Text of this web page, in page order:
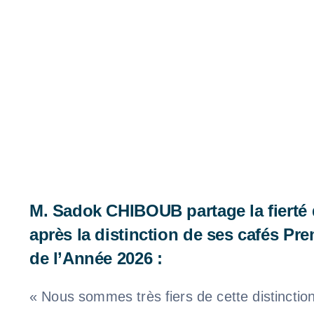
M. Sadok CHIBOUB partage la fierté
après la distinction de ses cafés
de l’Année 2026 :
« Nous sommes très fiers de cette